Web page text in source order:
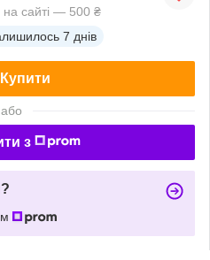
на сайті — 500 ₴
7 днів
Купити
або
з